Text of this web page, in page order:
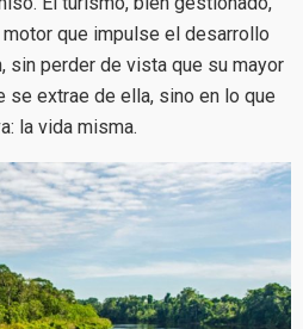
que impulse el desarrollo
sin perder de vista que su mayor
se extrae de ella, sino en lo que
la vida misma.